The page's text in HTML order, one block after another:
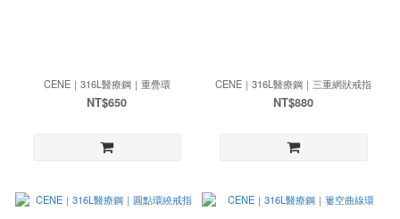
CENE｜316L醫療鋼｜重疊環
NT$650
CENE｜316L醫療鋼｜三重網狀戒指
NT$880